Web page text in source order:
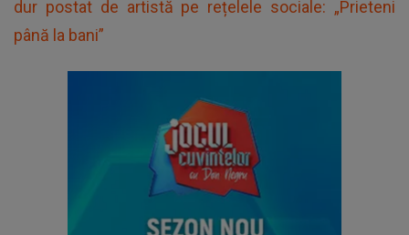
dur postat de artistă pe rețelele sociale: „Prieteni
până la bani”